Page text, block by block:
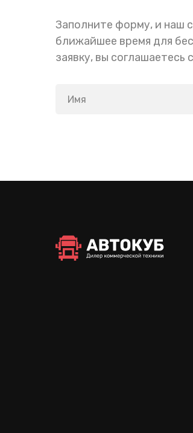
Заполните форму, и наш
ближайшее время для
заявку, вы соглашаетесь с